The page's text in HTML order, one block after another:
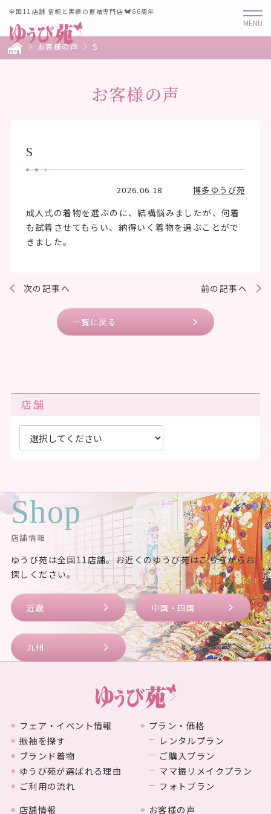
全国11店舗 信頼と実績の振袖専門店 66周年
お客様の声 S
お客様の声
S
2026.06.18 博多ゆうび苑
成人式の着物を選ぶのに、結構悩みましたが、何着
も試着させてもらい、納得いく着物を選ぶことがで
きました。
前の記事へ
次の記事へ
一覧に戻る
店舗
Shop
店舗情報
ゆうび苑は全国11店舗。お近くのゆうび苑はこちらからお
探しください。
近畿 中国・四国
九州
フェア・イベント情報
振袖を探す
ブランド着物
ゆうび苑が選ばれる理由
ご利用の流れ
プラン・価格
レンタルプラン
ご購入プラン
ママ振リメイクプラン
フォトプラン
店舗情報
お客様の声